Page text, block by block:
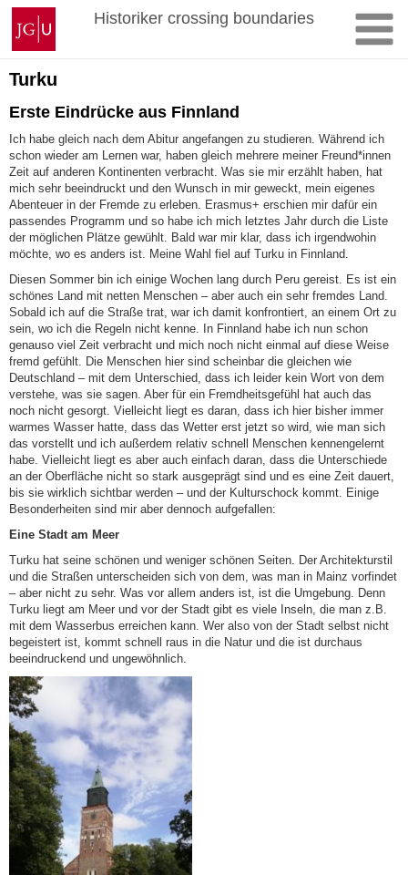
Zum
Inhalt
springen
Johannes
Gutenberg-
Universität
Mainz
Historiker crossing boundaries
Turku
Erste Eindrücke aus Finnland
Ich habe gleich nach dem Abitur angefangen zu studieren. Während ich
schon wieder am Lernen war, haben gleich mehrere meiner Freund*innen
Zeit auf anderen Kontinenten verbracht. Was sie mir erzählt haben, hat
mich sehr beeindruckt und den Wunsch in mir geweckt, mein eigenes
Abenteuer in der Fremde zu erleben. Erasmus+ erschien mir dafür ein
passendes Programm und so habe ich mich letztes Jahr durch die Liste
der möglichen Plätze gewühlt. Bald war mir klar, dass ich irgendwohin
möchte, wo es anders ist. Meine Wahl fiel auf Turku in Finnland.
Diesen Sommer bin ich einige Wochen lang durch Peru gereist. Es ist ein
schönes Land mit netten Menschen – aber auch ein sehr fremdes Land.
Sobald ich auf die Straße trat, war ich damit konfrontiert, an einem Ort zu
sein, wo ich die Regeln nicht kenne. In Finnland habe ich nun schon
genauso viel Zeit verbracht und mich noch nicht einmal auf diese Weise
fremd gefühlt. Die Menschen hier sind scheinbar die gleichen wie
Deutschland – mit dem Unterschied, dass ich leider kein Wort von dem
verstehe, was sie sagen. Aber für ein Fremdheitsgefühl hat auch das
noch nicht gesorgt. Vielleicht liegt es daran, dass ich hier bisher immer
warmes Wasser hatte, dass das Wetter erst jetzt so wird, wie man sich
das vorstellt und ich außerdem relativ schnell Menschen kennengelernt
habe. Vielleicht liegt es aber auch einfach daran, dass die Unterschiede
an der Oberfläche nicht so stark ausgeprägt sind und es eine Zeit dauert,
bis sie wirklich sichtbar werden – und der Kulturschock kommt. Einige
Besonderheiten sind mir aber dennoch aufgefallen:
Eine Stadt am Meer
Turku hat seine schönen und weniger schönen Seiten. Der Architekturstil
und die Straßen unterscheiden sich von dem, was man in Mainz vorfindet
– aber nicht zu sehr. Was vor allem anders ist, ist die Umgebung. Denn
Turku liegt am Meer und vor der Stadt gibt es viele Inseln, die man z.B.
mit dem Wasserbus erreichen kann. Wer also von der Stadt selbst nicht
begeistert ist, kommt schnell raus in die Natur und die ist durchaus
beeindruckend und ungewöhnlich.